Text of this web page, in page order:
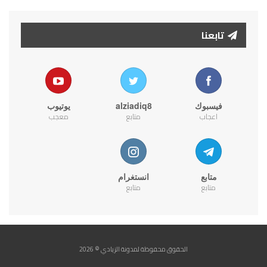
تابعنا
فيسبوك
اعجاب
alziadiq8
متابع
يوتيوب
معجب
متابع
متابع
انستغرام
متابع
الحقوق محفوظة لمدونة الزيادي © 2026